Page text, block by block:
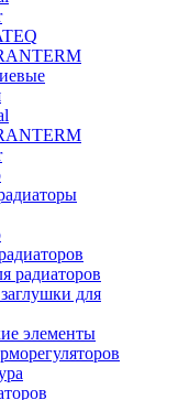
радиаторов
для
элементы